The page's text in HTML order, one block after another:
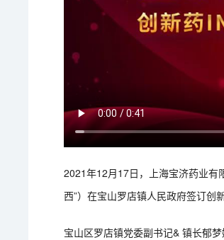
2021年12月17日，上海宝济药业有
西”）在宝山罗店镇人民政府签订创
宝山区罗店镇党委副书记& 镇长郁